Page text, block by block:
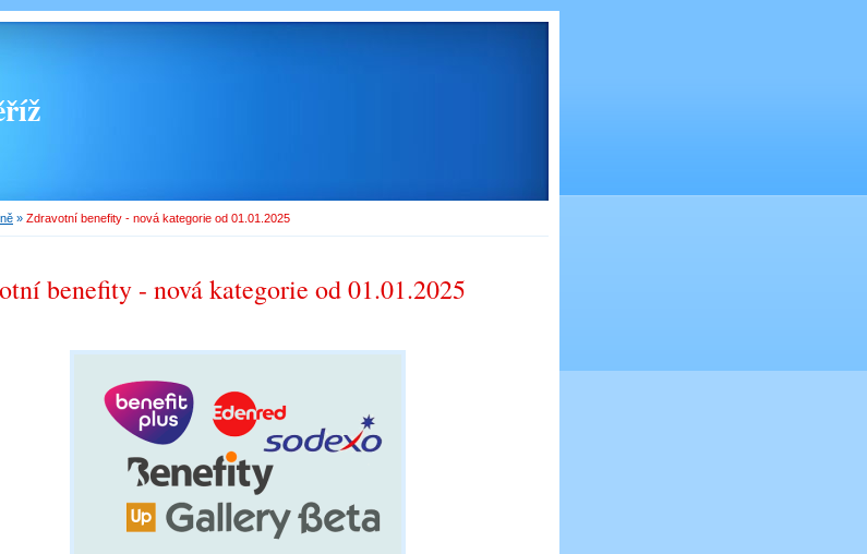
» Zdravotní benefity - nová kategorie od 01.01.2025
benefity - nová kategorie od 01.01.2025